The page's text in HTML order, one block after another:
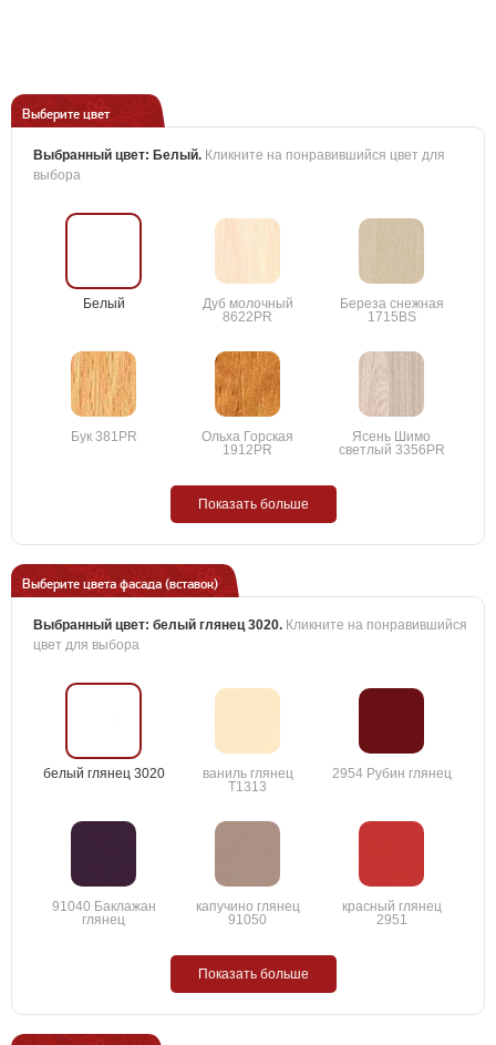
Выберите цвет
Выбранный цвет: Белый. Кликните на понравившийся цвет для
выбора
Белый
Дуб молочный
8622PR
Береза снежная
1715BS
Бук 381PR
Ольха Горская
1912PR
Ясень Шимо
светлый 3356PR
Показать больше
Выберите цвета фасада (вставок)
Выбранный цвет: белый глянец 3020. Кликните на понравившийся
цвет для выбора
белый глянец 3020
ваниль глянец
T1313
2954 Рубин глянец
91040 Баклажан
глянец
капучино глянец
91050
красный глянец
2951
Показать больше